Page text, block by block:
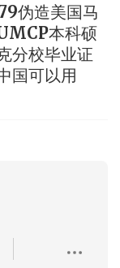
伪造美国马
本科硕
分校毕业证
国可以用